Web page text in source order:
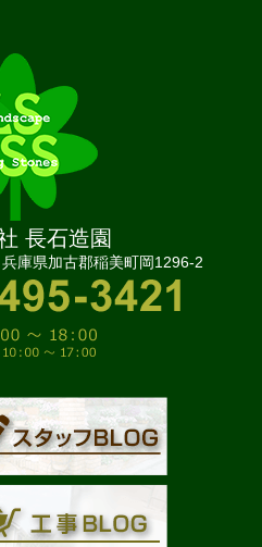
長石造園
庫県加古郡稲美町岡1296-2